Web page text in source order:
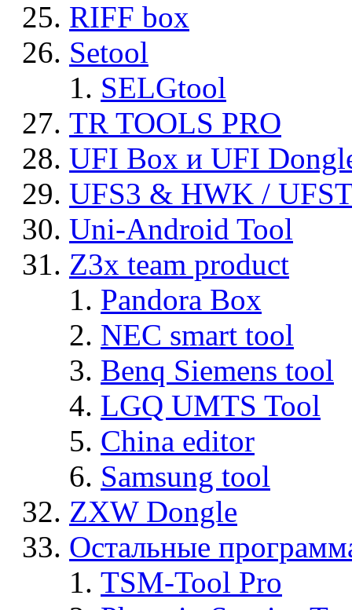
RIFF box
Setool
SELGtool
TR TOOLS PRO
UFI Box и UFI
UFS3 & HWK /
Uni-Android Tool
Z3x team product
Pandora Box
NEC smart tool
Benq Siemens tool
LGQ UMTS Tool
China editor
Samsung tool
ZXW Dongle
Остальные
TSM-Tool Pro